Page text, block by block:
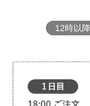
12時以